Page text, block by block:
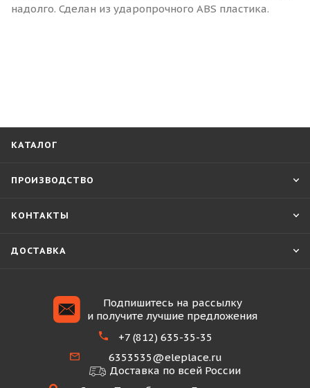
надолго. Сделан из ударопрочного ABS пластика.
КАТАЛОГ
ПРОИЗВОДСТВО
КОНТАКТЫ
ДОСТАВКА
Подпишитесь на рассылку
и получите лучшие предложения
+7 (812) 635-35-35
6353535@eleplace.ru
Доставка по всей России